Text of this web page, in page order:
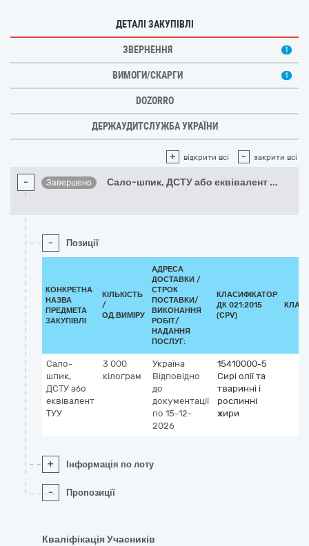
ДЕТАЛІ ЗАКУПІВЛІ
ЗВЕРНЕННЯ 1
ВИМОГИ/СКАРГИ 1
DOZORRO
ДЕРЖАУДИТСЛУЖБА УКРАЇНИ
+ відкрити всі - закрити всі
- Завершено Сало-шпик, ДСТУ або еквівалент ...
- Позиції
КОНКРЕТНА
НАЗВА
ПРЕДМЕТА
ЗАКУПІВЛІ
КІЛЬКІСТЬ
/
ОД.ВИМІРУ
АДРЕСА
ДОСТАВКИ /
СТРОК
ПОСТАВКИ/
ВИКОНАННЯ
РОБІТ/
НАДАННЯ
ПОСЛУГ:
КЛАСИФІКАТОР
ДК 021:2015
(CPV)
Сало-
шпик,
ДСТУ або
еквівалент
ТУУ
3 000
кілограм
Україна
Відповідно
до
документації
по 15-12-
2026
15410000-5
Сирі олії та
тваринні і
рослинні
жири
+ Інформація по лоту
- Пропозиції
Кваліфікація Учасників